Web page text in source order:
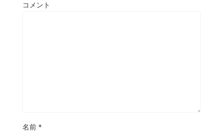
コメント
名前 *